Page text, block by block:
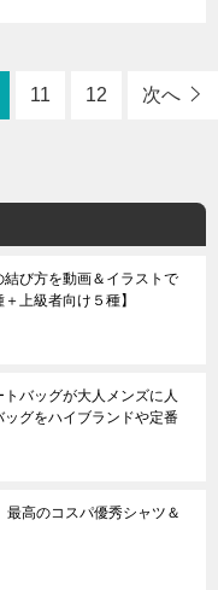
11 12 次へ
び方を動画＆イラストで
上級者向け５種】
トバッグが大人メンズに人
グをハイブランドや定番
最高のコスパ優秀シャツ＆